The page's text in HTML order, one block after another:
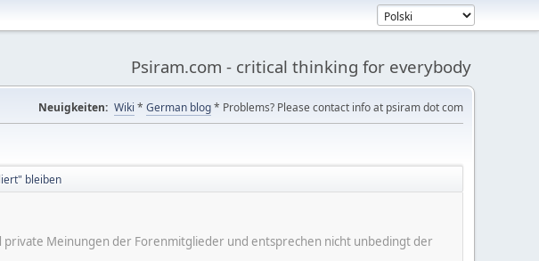
Psiram.com - critical thinking for everybody
Neuigkeiten: Wiki * German blog* Problems? Please contact info at psiram dot com
bleiben
Meinungen der Forenmitglieder und entsprechen nicht unbedingt der